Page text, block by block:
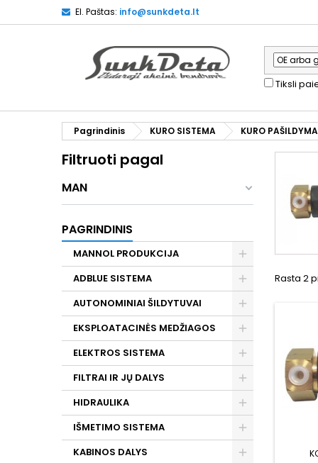
El. Paštas: info@sunkdeta.lt
Tiksli
Pagrindinis KURO SISTEMA KURO
Filtruoti pagal
MAN
PAGRINDINIS
MANNOL PRODUKCIJA
ADBLUE SISTEMA
AUTONOMINIAI ŠILDYTUVAI
EKSPLOATACINĖS MEDŽIAGOS
ELEKTROS SISTEMA
FILTRAI IR JŲ DALYS
HIDRAULIKA
IŠMETIMO SISTEMA
KABINOS DALYS
Rasta 2